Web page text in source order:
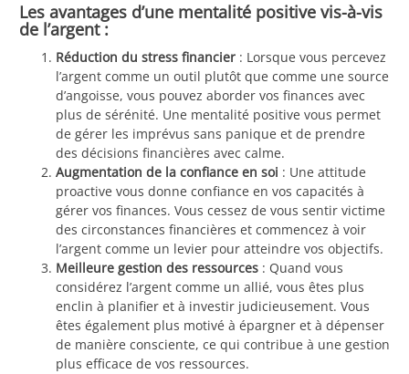
Les avantages d’une mentalité positive vis-à-vis
de l’argent :
Réduction du stress financier : Lorsque vous percevez
l’argent comme un outil plutôt que comme une source
d’angoisse, vous pouvez aborder vos finances avec
plus de sérénité. Une mentalité positive vous permet
de gérer les imprévus sans panique et de prendre
des décisions financières avec calme.
Augmentation de la confiance en soi : Une attitude
proactive vous donne confiance en vos capacités à
gérer vos finances. Vous cessez de vous sentir victime
des circonstances financières et commencez à voir
l’argent comme un levier pour atteindre vos objectifs.
Meilleure gestion des ressources : Quand vous
considérez l’argent comme un allié, vous êtes plus
enclin à planifier et à investir judicieusement. Vous
êtes également plus motivé à épargner et à dépenser
de manière consciente, ce qui contribue à une gestion
plus efficace de vos ressources.